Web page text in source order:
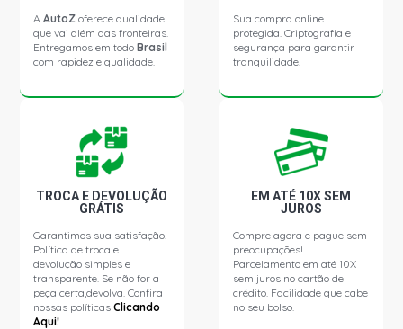
AAutoZ oferece qualidade
que vai além das fronteiras.
Entregamos em todoBrasil
com rapidez e qualidade.
Sua compra online
protegida. Criptografia e
segurança para garantir
tranquilidade.
TROCA E DEVOLUÇÃO
GRÁTIS
Garantimos sua satisfação!
Política de troca e
devolução simples e
transparente. Se não for a
peça certa,devolva. Confira
nossas políticasClicando
Aqui!
EM ATÉ 10X SEM
JUROS
Compre agora e pague sem
preocupações!
Parcelamento em até 10X
sem juros no cartão de
crédito. Facilidade que cabe
no seu bolso.